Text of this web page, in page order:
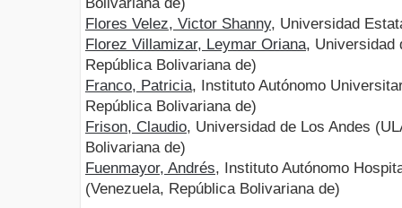
Flores Velez, Victor Shanny, Universidad
Florez Villamizar, Leymar Oriana, Universidad
República Bolivariana de)
Franco, Patricia, Instituto Autónomo
República Bolivariana de)
Frison, Claudio, Universidad de Los Andes
Bolivariana de)
Fuenmayor, Andrés, Instituto Autónomo
(Venezuela, República Bolivariana de)